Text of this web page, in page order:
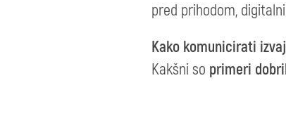
pred prihodom,
Kako komunicirati
Kakšni so primeri